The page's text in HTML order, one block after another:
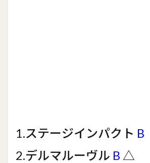
1.ステージインパクト B
2.デルマルーヴル B △